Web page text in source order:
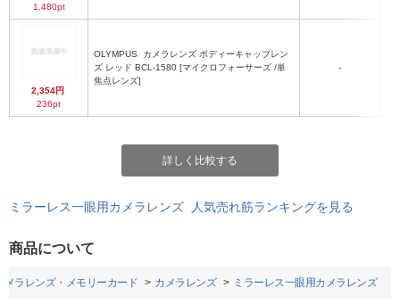
1,480pt
2,354円
236pt
OLYMPUS
ズ レッド BCL-1580 [マイクロフォーサーズ /単
焦点レンズ]
-
詳しく比較する
ミラーレス一眼用カメラレンズ 人気売れ筋ランキングを見る
商品について
メラレンズ・メモリーカード カメラレンズ ミラーレス一眼用カメラレンズ